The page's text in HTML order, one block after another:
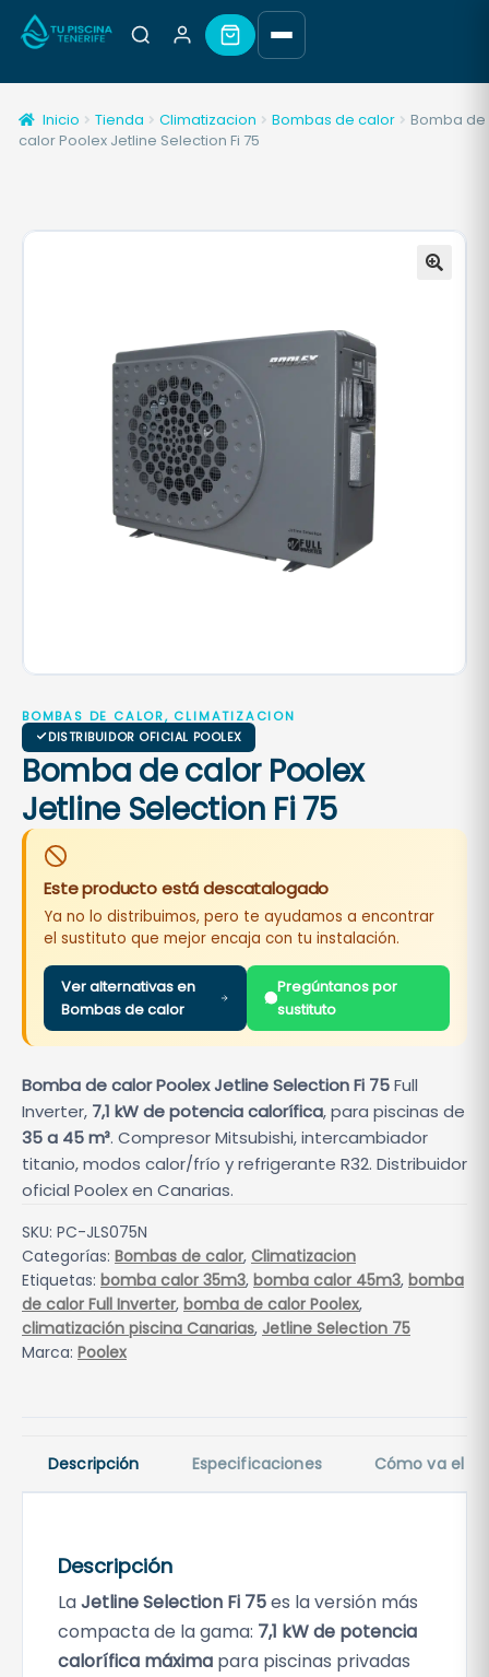
Inicio Tienda Climatizacion Bombas de calor
Bomba de
calor Poolex Jetline Selection Fi 75
BOMBAS DE CALOR, CLIMATIZACION
DISTRIBUIDOR OFICIAL POOLEX
Bomba de calor Poolex
Jetline Selection Fi 75
Este producto está descatalogado
Ya no lo distribuimos, pero te ayudamos a encontrar
el sustituto que mejor encaja con tu instalación.
Ver alternativas en
Bombas de calor
Pregúntanos por
sustituto
Bomba de calor Poolex Jetline Selection Fi 75Full
Inverter, 7,1 kW de potencia calorífica, para piscinas de
35 a 45 m³. Compresor Mitsubishi, intercambiador
titanio, modos calor/frío y refrigerante R32. Distribuidor
oficial Poolex en Canarias.
SKU: PC-JLS075N
Categorías: Bombas de calor, Climatizacion
Etiquetas: bomba calor 35m3, bomba calor 45m3, bomba
de calor Full Inverter, bomba de calor Poolex,
climatización piscina Canarias, Jetline Selection 75
Marca: Poolex
Descripción Especificaciones Cómo va el
Descripción
LaJetline Selection Fi 75es la versión más
compacta de la gama: 7,1 kW de potencia
calorífica máxima para piscinas privadas